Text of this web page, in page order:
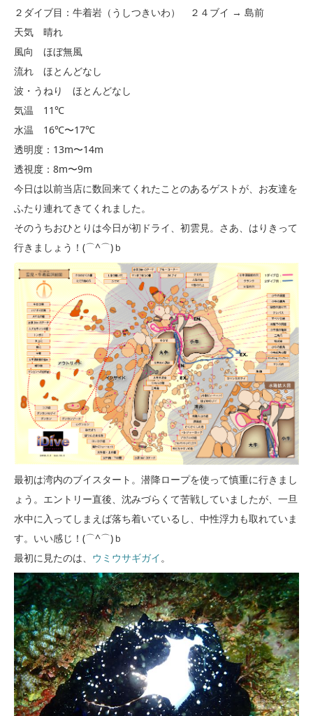
２ダイブ目：牛着岩（うしつきいわ） ２４ブイ → 島前
天気 晴れ
風向 ほぼ無風
流れ ほとんどなし
波・うねり ほとんどなし
気温 11℃
水温 16℃〜17℃
透明度：13m〜14m
透視度：8m〜9m
今日は以前当店に数回来てくれたことのあるゲストが、お友達を
ふたり連れてきてくれました。
そのうちおひとりは今日が初ドライ、初雲見。さあ、はりきって
行きましょう！(⌒^⌒)ｂ
最初は湾内のブイスタート。潜降ロープを使って慎重に行きまし
ょう。エントリー直後、沈みづらくて苦戦していましたが、一旦
水中に入ってしまえば落ち着いているし、中性浮力も取れていま
す。いい感じ！(⌒^⌒)ｂ
最初に見たのは、 ウミウサギガイ。